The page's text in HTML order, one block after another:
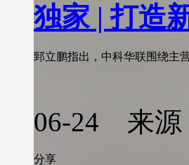
独家 | 打造
郅立鹏指出，中科华联围绕主
06-24 来源
分享